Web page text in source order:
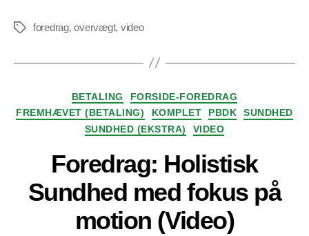
Tagsforedrag,overvægt, video
Kategorier
BETALING
FORSIDE-FOREDRAG
FREMHÆVET (BETALING)
KOMPLET PBDK
SUNDHED
SUNDHED (EKSTRA)
VIDEO
Foredrag: Holistisk
Sundhed med fokus på
motion (Video)